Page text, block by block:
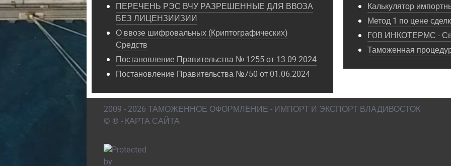
ПЕРЕЧЕНЬ РЭС ВЧУ РАЗРЕШЕННЫЕ ДЛЯ ВВОЗА
БЕЗ ЛИЦЕНЗИИЗИИ
О ввозе шифровальных (Криптографических)
Средств
Постановление Правительства № 1255 от 13.09.2024
Постановление Правительства №750 от 01.06.2024
Калькулятор
Метод 1 по цене
FOB ИНКОТЕРМС -
Таможенная
2009 - 2026 ТАМОЖЕННОЕ ОФОРМЛЕНИЕ - ИМПОРТ И ЭКСПОРТ ВЛАДИВОСТОК
© ® - КАРТА САЙТА